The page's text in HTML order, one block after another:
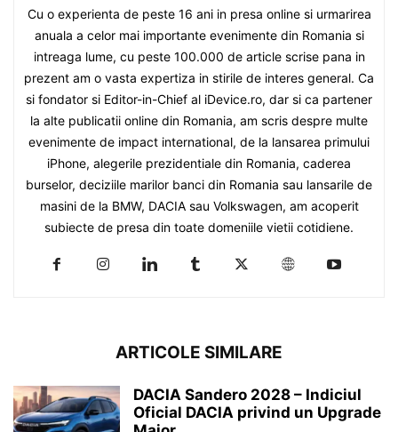
Cu o experienta de peste 16 ani in presa online si urmarirea
anuala a celor mai importante evenimente din Romania si
intreaga lume, cu peste 100.000 de article scrise pana in
prezent am o vasta expertiza in stirile de interes general. Ca
si fondator si Editor-in-Chief al iDevice.ro, dar si ca partener
la alte publicatii online din Romania, am scris despre multe
evenimente de impact international, de la lansarea primului
iPhone, alegerile prezidentiale din Romania, caderea
burselor, deciziile marilor banci din Romania sau lansarile de
masini de la BMW, DACIA sau Volkswagen, am acoperit
subiecte de presa din toate domeniile vietii cotidiene.
ARTICOLE SIMILARE
DACIA Sandero 2028 – Indiciul
Oficial DACIA privind un Upgrade